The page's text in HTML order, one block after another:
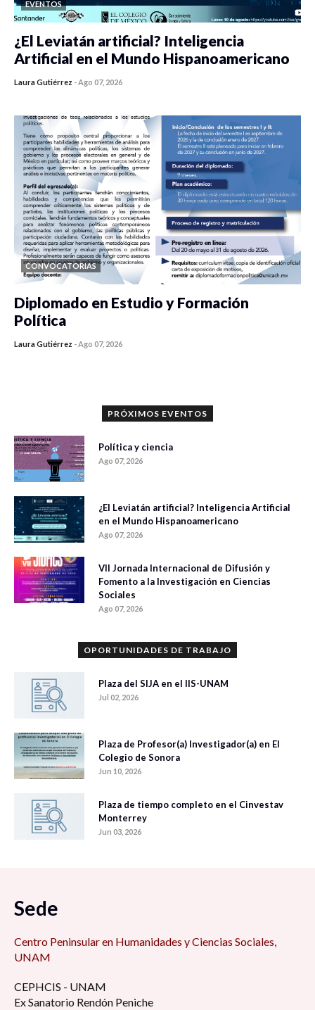
EVENTOS
¿El Leviatán artificial? Inteligencia
Artificial en el Mundo Hispanoamericano
Laura Gutiérrez -Ago 07, 2026
CONVOCATORIAS
Diplomado en Estudio y Formación
Política
Laura Gutiérrez -Ago 07, 2026
PRÓXIMOS EVENTOS
Política y ciencia
Ago 07, 2026
¿El Leviatán artificial? Inteligencia Artificial
en el Mundo Hispanoamericano
Ago 07, 2026
VII Jornada Internacional de Difusión y
Fomento a la Investigación en Ciencias
Sociales
Ago 07, 2026
OPORTUNIDADES DE TRABAJO
Plaza del SIJA en el IIS-UNAM
Jul 02, 2026
Plaza de Profesor(a) Investigador(a) en El
Colegio de Sonora
Jun 10, 2026
Plaza de tiempo completo en el Cinvestav
Monterrey
Jun 03, 2026
Sede
Centro Peninsular en Humanidades y Ciencias Sociales,
UNAM
CEPHCIS - UNAM
Ex Sanatorio Rendón Peniche